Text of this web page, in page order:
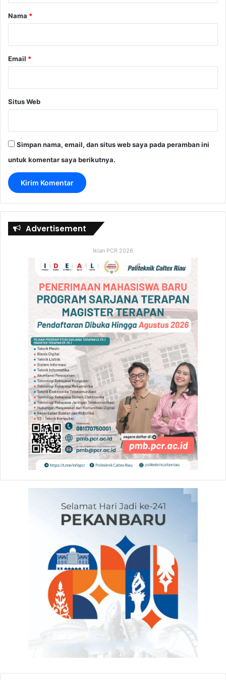
rNama *
Email *
Situs Web
Simpan nama, email, dan situs web saya pada peramban ini
untuk komentar saya berikutnya.
Advertisement
Iklan PCR 2026